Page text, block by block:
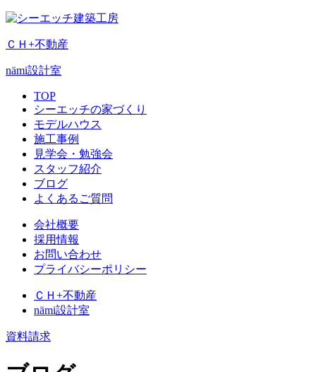
ＣＨ+不動産
nämi設計室
TOP
シーエッチの家づくり
モデルハウス
施工事例
見学会・勉強会
スタッフ紹介
ブログ
よくあるご質問
会社概要
採用情報
お問い合わせ
プライバシーポリシー
ＣＨ+不動産
nämi設計室
資料請求